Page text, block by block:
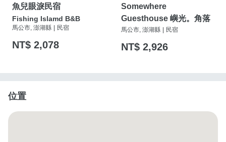
魚兒眼淚民宿
Fishing Islamd B&B
馬公市, 澎湖縣 | 民宿
NT$ 2,078
Somewhere
Guesthouse 嶼光。角落
馬公市, 澎湖縣 | 民宿
NT$ 2,926
位置